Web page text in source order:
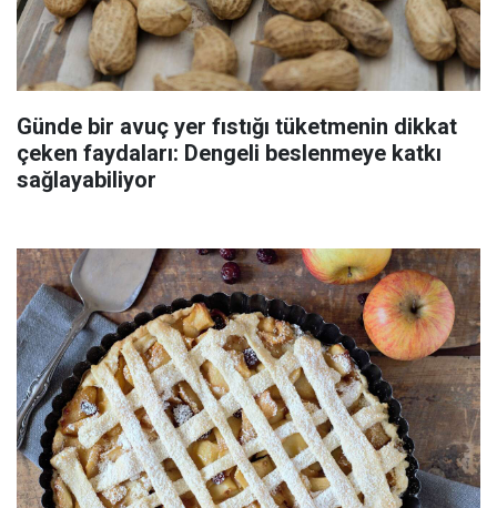
Günde bir avuç yer fıstığı tüketmenin dikkat
çeken faydaları: Dengeli beslenmeye katkı
sağlayabiliyor